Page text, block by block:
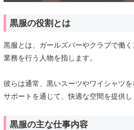
黒服の役割とは
黒服とは、ガールズバーやクラブで働
業務を行う人物を指します。
彼らは通常、黒いスーツやワイシャツ
サポートを通じて、快適な空間を提供し
黒服の主な仕事内容